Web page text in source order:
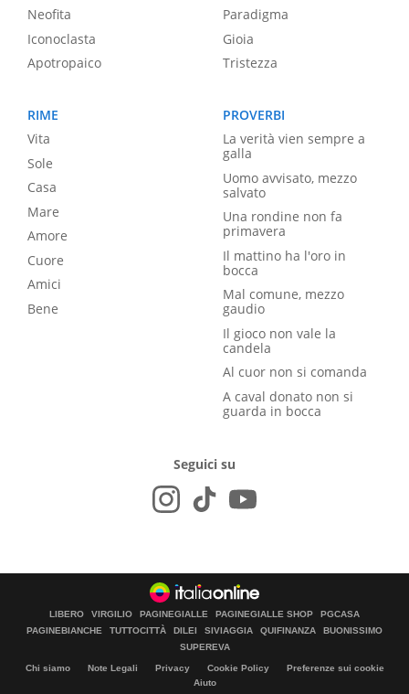
Neofita
Iconoclasta
Apotropaico
Paradigma
Gioia
Tristezza
RIME
Vita
Sole
Casa
Mare
Amore
Cuore
Amici
Bene
PROVERBI
La verità vien sempre a
galla
Uomo avvisato, mezzo
salvato
Una rondine non fa
primavera
Il mattino ha l'oro in
bocca
Mal comune, mezzo
gaudio
Il gioco non vale la
candela
Al cuor non si comanda
A caval donato non si
guarda in bocca
Seguici su
LIBERO VIRGILIO PAGINEGIALLE PAGINEGIALLE SHOP
PGCASA
PAGINEBIANCHE
TUTTOCITTÀ DILEI SIVIAGGIA QUIFINANZA
BUONISSIMO
SUPEREVA
Chi siamo Note Legali Privacy Cookie Policy
Preferenze sui cookie
Aiuto